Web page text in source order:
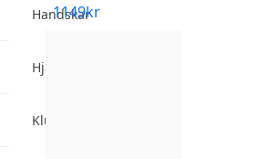
Handskar
Hjälmar
Klubbor
1149kr